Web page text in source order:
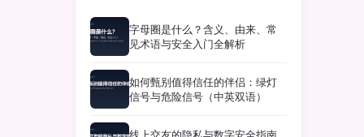
字母圈是什么？含义、由来、常
见术语与安全入门全解析
如何甄别值得信任的伴侣：绿灯
信号与危险信号（中英双语）